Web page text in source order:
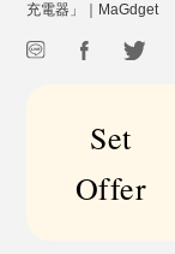
充電器」｜MaGdget
Set
Offer